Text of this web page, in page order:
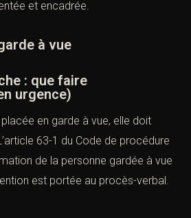
visée par un mandat ou une
La stratégie ACI privilégie une
et encadrée.
à vue
: que faire
urgence)
en garde à vue, elle doit
63-1 du Code de